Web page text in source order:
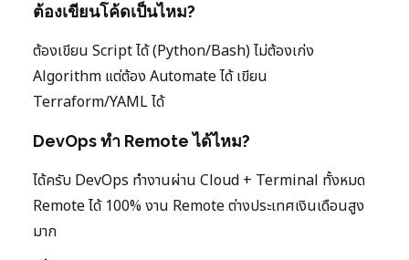
ต้องเขียนโค้ดเป็นไหม?
ต้องเขียน Script ได้ (Python/Bash) ไม่ต้องเก่ง
Algorithm แต่ต้อง Automate ได้ เขียน
Terraform/YAML ได้
DevOps ทำ Remote ได้ไหม?
ได้ครับ DevOps ทำงานผ่าน Cloud + Terminal ทั้งหมด
Remote ได้ 100% งาน Remote ต่างประเทศเงินเดือนสูง
มาก